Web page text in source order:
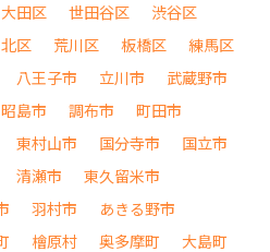
大田区 世田谷区
渋谷区
北区 荒川区 板橋区
練馬区
八王子市 立川市
武蔵野市
昭島市 調布市
町田市
東村山市 国分寺市
国立市
清瀬市
東久留米市
羽村市
あきる野市
檜原村 奥多摩町 大島町